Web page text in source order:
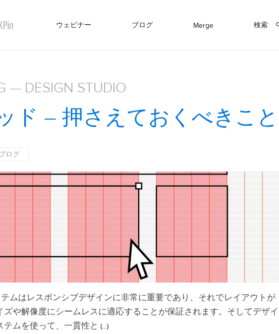
ウェビナー ブログ Merge 検索
— DESIGN STUDIO
ド – 押さえておくべきこと
ログ
ムはレスポンシブデザインに非常に重要であり、それでレイアウトが
ズや解像度にシームレスに適応することが保証されます。そしてデザイ
ムを使って、一貫性と (…)